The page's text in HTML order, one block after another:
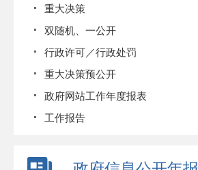
重大决策
双随机、一公开
行政许可／行政处罚
重大决策预公开
政府网站工作年度报表
工作报告